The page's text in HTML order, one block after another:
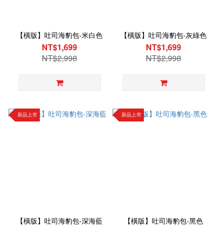
【橫版】吐司海豹包-米白色
NT$1,699
NT$2,998
【橫版】吐司海豹包-灰綠色
NT$1,699
NT$2,998
新品上市
【橫版】吐司海豹包-深海藍
新品上市
【橫版】吐司海豹包-黑色